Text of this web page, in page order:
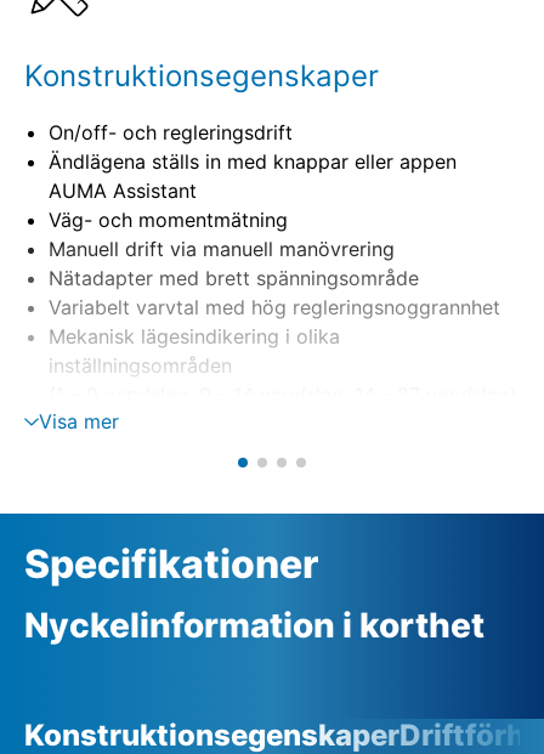
Konstruktionsegenskaper
On/off- och regleringsdrift
Ändlägena ställs in med knappar eller appen
AUMA Assistant
Väg- och momentmätning
Manuell drift via manuell manövrering
Nätadapter med brett spänningsområde
Variabelt varvtal med hög regleringsnoggrannhet
Mekanisk lägesindikering i olika
inställningsområden
Visa mer
Specifikationer
Nyckelinformation i korthet
Konstruktionsegenskaper